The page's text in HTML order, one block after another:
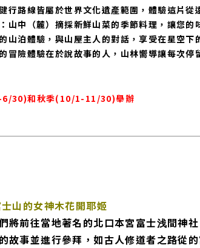
行路線皆屬於世界文化遺產範圍，體驗這片
山中（麓）摘採新鮮山菜的季節料理，讓您的
山泊體驗，與山屋主人的對話，享受在星空下
冒險體驗在於說故事的人，山林嚮導讓每次停
30)和秋季(10/1-11/30)舉辦
山的女神木花開耶姬
將前往當地著名的北口本宮富士浅間神
故事並進行參拜，如古人修道者之路從